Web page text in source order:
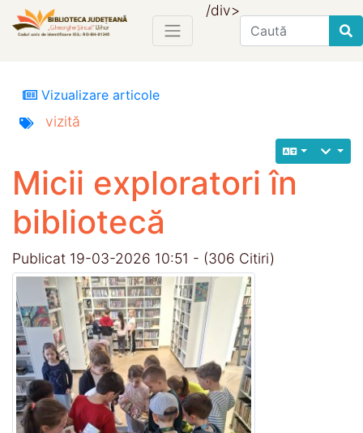
/div>
Find
Vizualizare articole
vizită
Micii exploratori în
bibliotecă
Publicat 19-03-2026 10:51 - (306 Citiri)